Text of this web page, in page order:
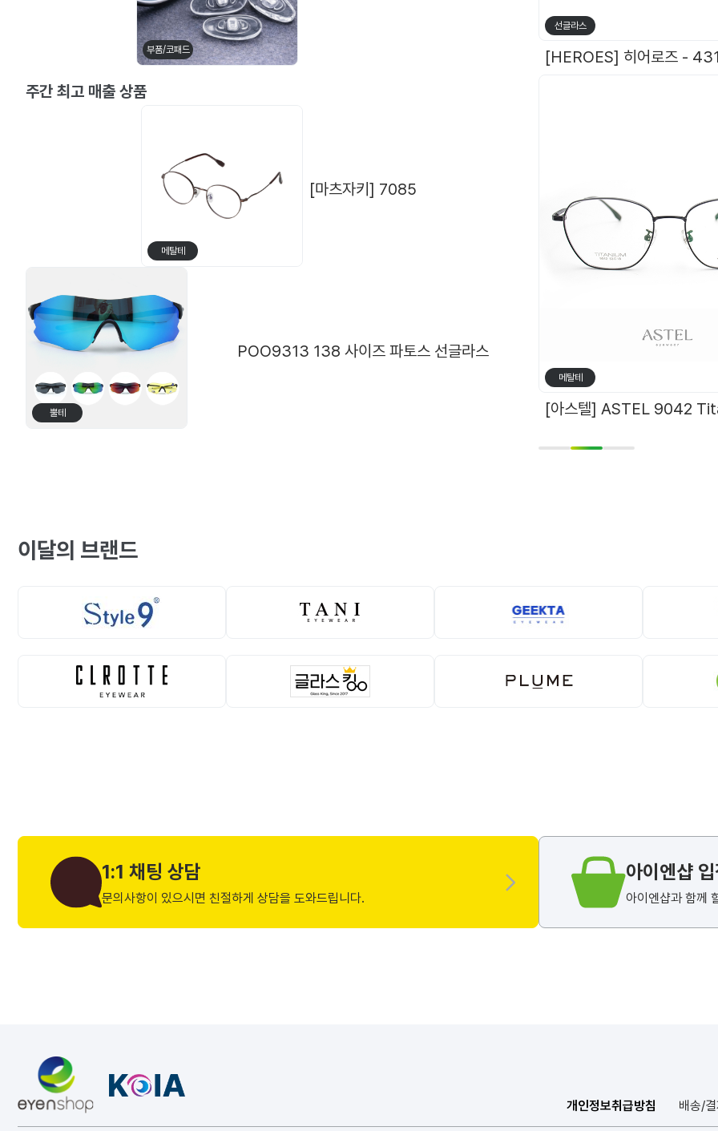
부품/코패드
주간 최고 매출 상품
메탈테
[마츠자키] 7085
뿔테
POO9313 138 사이즈 파토스 선글라스
뿔테
[클로떼] 레오
[ABBA] TR 681 (48□18 138)
선글라스
메탈테
1 2 3
이달의 브랜드
1:1 채팅 상담
문의사항이 있으시면 친절하게 상담을 도와드립니다.
아이엔샵
아이엔샵과 함께
개인정보취급방침 배송/